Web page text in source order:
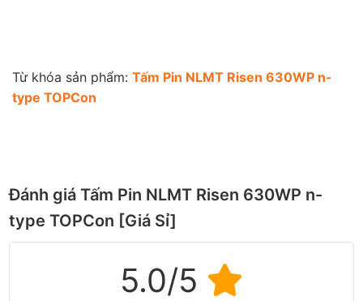
Từ khóa sản phẩm: Tấm Pin NLMT Risen 630WP n-
type TOPCon
Đánh giá Tấm Pin NLMT Risen 630WP n-
type TOPCon [Giá Sỉ]
5.0/5